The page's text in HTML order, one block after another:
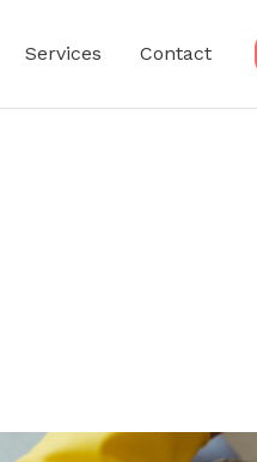
Services Contact